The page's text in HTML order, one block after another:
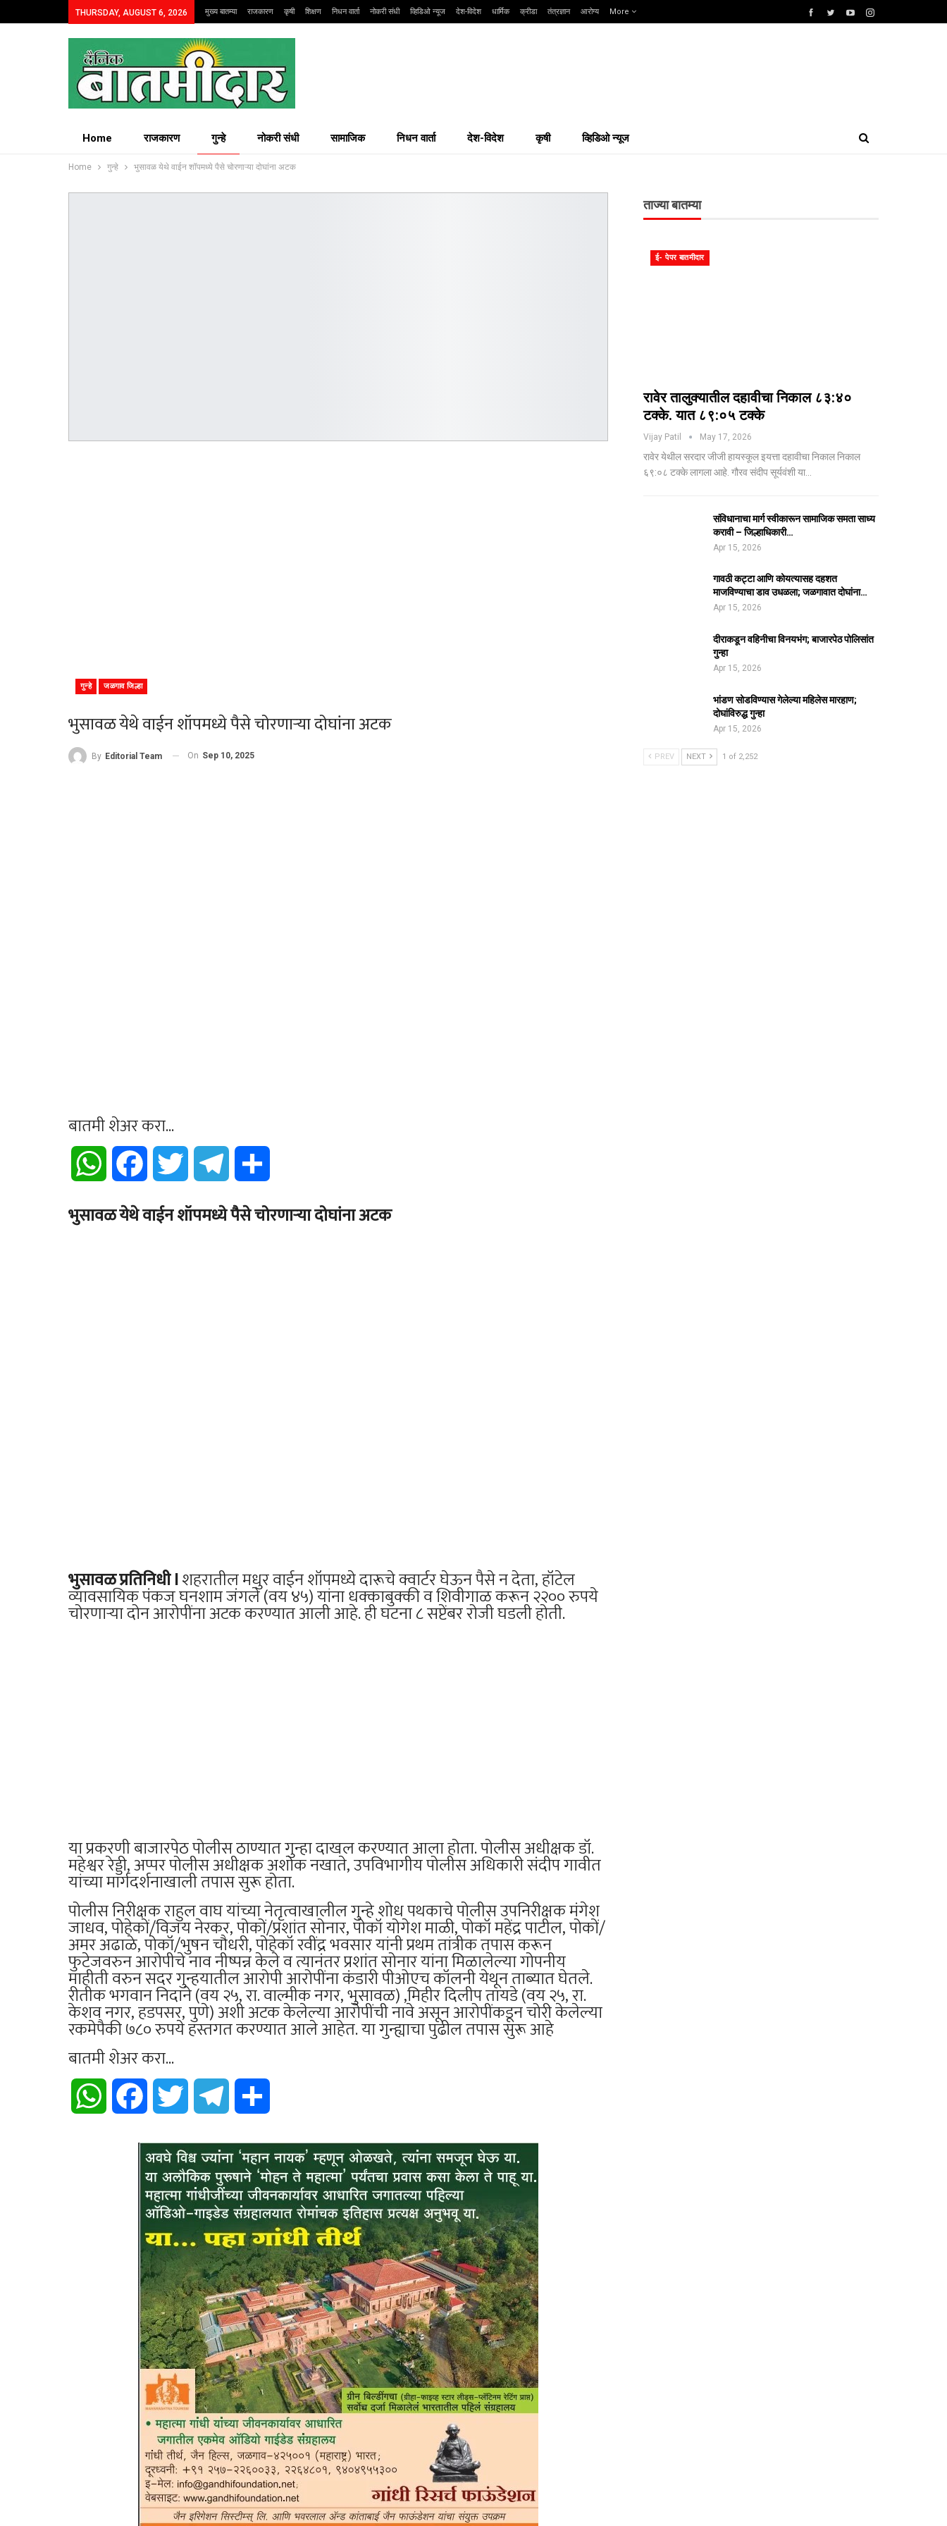
THURSDAY, AUGUST 6, 2026 मुख्य बातम्या राजकारण कृषी शिक्षण निधन वार्ता नोकरी संधी व्हिडिओ न्यूज देश-विदेश धार्मिक क्रीडा तंत्रज्ञान आरोग्य More
Home राजकारण गुन्हे नोकरी संधी सामाजिक निधन वार्ता देश-विदेश कृषी व्हिडिओ न्यूज
Home गुन्हे भुसावळ येथे वाईन शॉपमध्ये पैसे चोरणाऱ्या दोघांना अटक
गुन्हे जळगाव जिल्हा
भुसावळ येथे वाईन शॉपमध्ये पैसे चोरणाऱ्या दोघांना अटक
By Editorial Team On Sep 10, 2025
बातमी शेअर करा...
WhatsApp Facebook Twitter Telegram
भुसावळ येथे वाईन शॉपमध्ये पैसे चोरणाऱ्या दोघांना अटक
भुसावळ प्रतिनिधी Iशहरातील मधुर वाईन शॉपमध्ये दारूचे क्वार्टर घेऊन पैसे न देता, हॉटेल
व्यावसायिक पंकज घनशाम जंगले (वय ४५) यांना धक्काबुक्की व शिवीगाळ करून २२०० रुपये
चोरणाऱ्या दोन आरोपींना अटक करण्यात आली आहे. ही घटना ८ सप्टेंबर रोजी घडली होती.
या प्रकरणी बाजारपेठ पोलीस ठाण्यात गुन्हा दाखल करण्यात आला होता. पोलीस अधीक्षक डॉ.
महेश्वर रेड्डी, अप्पर पोलीस अधीक्षक अशोक नखाते, उपविभागीय पोलीस अधिकारी संदीप गावीत
यांच्या मार्गदर्शनाखाली तपास सुरू होता.
पोलीस निरीक्षक राहुल वाघ यांच्या नेतृत्वाखालील गुन्हे शोध पथकाचे पोलीस उपनिरीक्षक मंगेश
जाधव, पोहेकों/विजय नेरकर, पोकों/प्रशांत सोनार, पोकॉ योगेश माळी, पोकॉ महेंद्र पाटील, पोकों/
अमर अढाळे, पोकॉ/भुषन चौधरी, पोहेकॉ रवींद्र भवसार यांनी प्रथम तांत्रीक तपास करून
फुटेजवरुन आरोपीचे नाव नीष्पन्न केले व त्यानंतर प्रशांत सोनार यांना मिळालेल्या गोपनीय
माहीती वरुन सदर गुन्हयातील आरोपी आरोपींना कंडारी पीओएच कॉलनी येथून ताब्यात घेतले.
रीतीक भगवान निदाने (वय २५, रा. वाल्मीक नगर, भुसावळ) ,मिहीर दिलीप तायडे (वय २५, रा.
केशव नगर, हडपसर, पुणे) अशी अटक केलेल्या आरोपींची नावे असून आरोपींकडून चोरी केलेल्या
रकमेपैकी ७८० रुपये हस्तगत करण्यात आले आहेत. या गुन्ह्याचा पुढील तपास सुरू आहे
बातमी शेअर करा...
WhatsApp Facebook Twitter Telegram
ताज्या बातम्या
ई- पेपर बातमीदार
रावेर तालुक्यातील दहावीचा निकाल ८३:४०
टक्के. यात ८९:०५ टक्के
Vijay Patil May 17, 2026
रावेर येथील सरदार जीजी हायस्कूल इयत्ता दहावीचा निकाल निकाल
६९:०८ टक्के लागला आहे. गौरव संदीप सूर्यवंशी या…
संविधानाचा मार्ग स्वीकारून सामाजिक समता साध्य
करावी – जिल्हाधिकारी…
Apr 15, 2026
गावठी कट्टा आणि कोयत्यासह दहशत
माजविण्याचा डाव उधळला; जळगावात दोघांना…
Apr 15, 2026
दीराकडून वहिनीचा विनयभंग; बाजारपेठ पोलिसांत
गुन्हा
Apr 15, 2026
भांडण सोडविण्यास गेलेल्या महिलेस मारहाण;
दोघांविरुद्ध गुन्हा
Apr 15, 2026
PREV NEXT 1 of 2,252